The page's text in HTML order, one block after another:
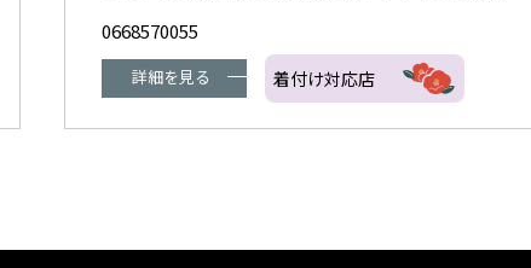
0668570055
詳細を見る 着付け対応店